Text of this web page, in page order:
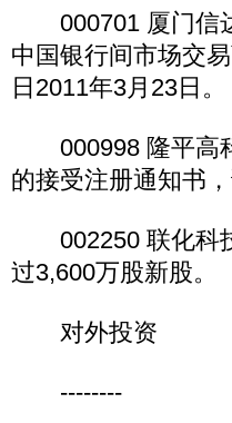
000701 厦门信达
中国银行间市场交
日2011年3月23日。
000998 隆平高科
的接受注册通知书
002250 联化科技
过3,600万股新股。
对外投资
--------